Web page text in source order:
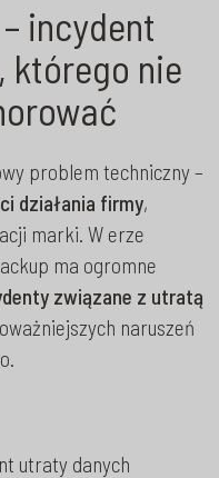
incydent
którego nie
problem techniczny –
działania firmy,
marki. W erze
ma ogromne
związane z utratą
naruszeń
utraty danych